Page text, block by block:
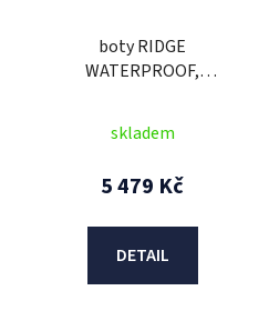
boty RIDGE
WATERPROOF,
skladem
5 479 Kč
DETAIL